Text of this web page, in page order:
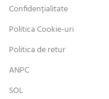
Confidențialitate
Politica Cookie-uri
Politica de retur
ANPC
SOL